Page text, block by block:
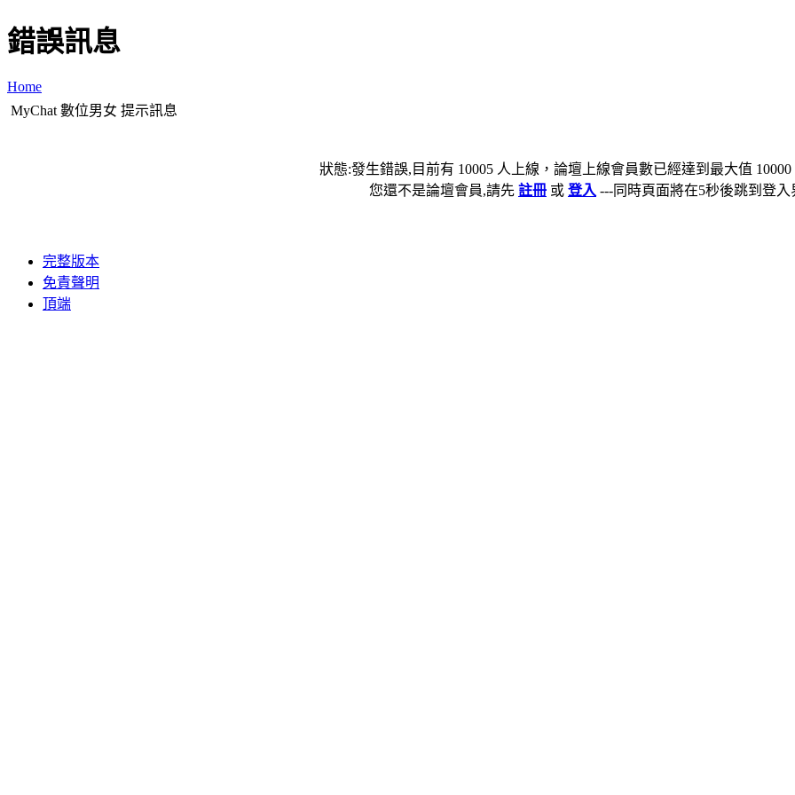
錯誤訊息
Home
MyChat 數位男女 提示訊息
狀態:發生錯誤,目前有 10005 人上線，論壇上線會員數已經達到最大值
您還不是論壇會員,請先 註冊 或 登入 ---同時頁面將在5秒後跳到登入
完整版本
免責聲明
頂端